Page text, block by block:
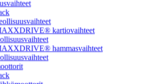
kartiovaihteet
hammasvaihteet